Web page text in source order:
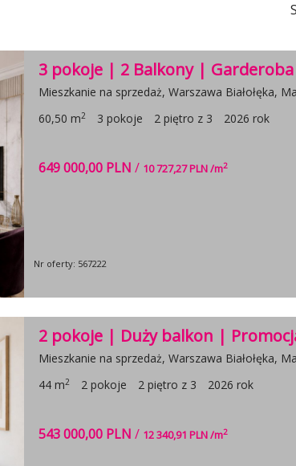
3 pokoje | 2 Balkony | Garderoba
Mieszkanie na sprzedaż, Warszawa Białołęka,
60,50 m2 3 pokoje 2 piętro z 3 2026 rok
649 000,00 PLN / 10 727,27 PLN /m2
Nr oferty: 567222
2 pokoje | Duży balkon |
Mieszkanie na sprzedaż, Warszawa Białołęka,
44 m2 2 pokoje 2 piętro z 3 2026 rok
543 000,00 PLN / 12 340,91 PLN /m2